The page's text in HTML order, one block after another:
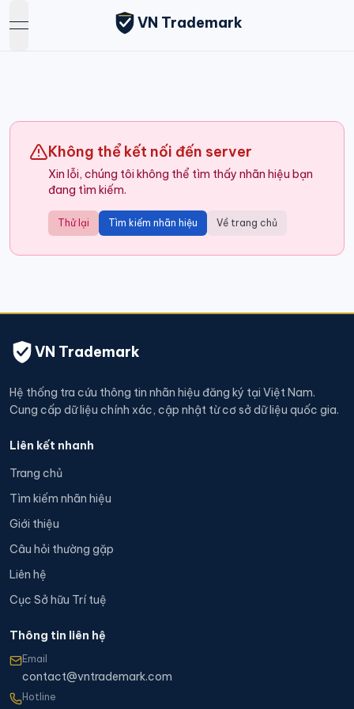
open navigation menu
VN Trademark
Không thể kết nối đến server
Xin lỗi, chúng tôi không thể tìm thấy nhãn hiệu bạn
đang tìm kiếm.
Thử lại Tìm kiếm nhãn hiệu Về trang chủ
VN Trademark
Hệ thống tra cứu thông tin nhãn hiệu đăng ký tại Việt Nam.
Cung cấp dữ liệu chính xác, cập nhật từ cơ sở dữ liệu quốc gia.
Liên kết nhanh
Trang chủ
Tìm kiếm nhãn hiệu
Giới thiệu
Câu hỏi thường gặp
Liên hệ
Cục Sở hữu Trí tuệ
Thông tin liên hệ
Email
contact@vntrademark.com
Hotline